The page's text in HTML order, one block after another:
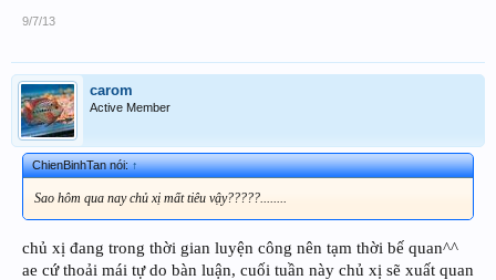
9/7/13
carom
Active Member
ChienBinhTan nói:↑
Sao hôm qua nay chủ xị mất tiêu vậy?????........
chủ xị đang trong thời gian luyện công nên tạm thời bế quan^^
ae cứ thoải mái tự do bàn luận, cuối tuần này chủ xị sẽ xuất quan